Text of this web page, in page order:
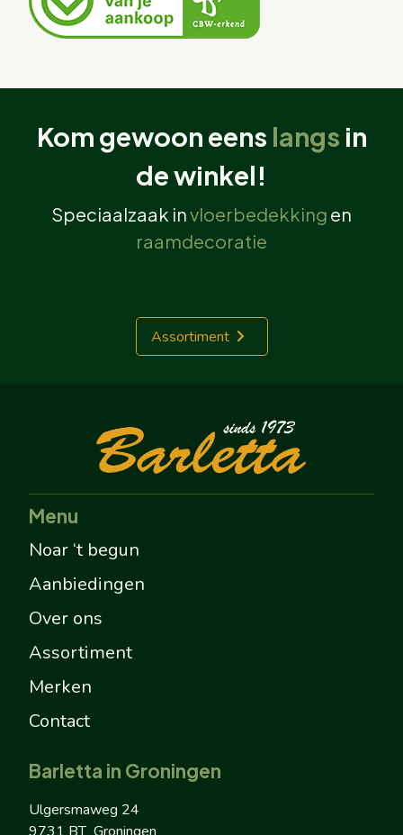
Kom gewoon eens langs in
de winkel!
Speciaalzaak invloerbedekking en
raamdecoratie
Assortiment
Menu
Noar ‘t begun
Aanbiedingen
Over ons
Assortiment
Merken
Contact
Barletta in Groningen
Ulgersmaweg 24